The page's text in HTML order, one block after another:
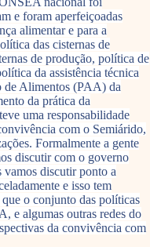
e foram aperfeiçoadas
alimentar e para a
das cisternas de
de produção, política de
da assistência técnica
de Alimentos (PAA) da
da prática da
uma responsabilidade
com o Semiárido,
Formalmente a gente
discutir com o governo
vamos discutir ponto a
e isso tem
o conjunto das políticas
e algumas outras redes do
da convivência com